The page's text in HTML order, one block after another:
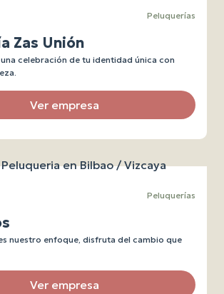
Peluquerías
Zas Unión
celebración de tu identidad única con
Ver empresa
Peluquerías
nuestro enfoque, disfruta del cambio que
Ver empresa